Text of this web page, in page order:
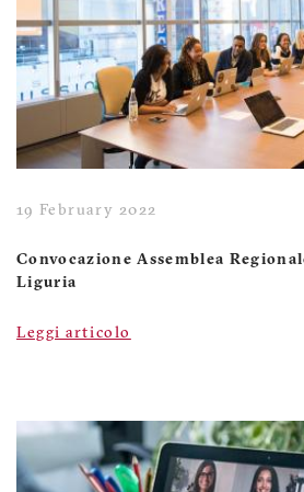
19 February 2022
Convocazione Assemblea
Liguria
Leggi articolo